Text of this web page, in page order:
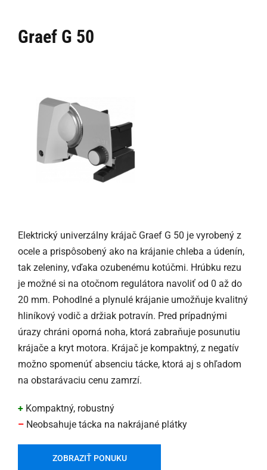
Graef G 50
Elektrický univerzálny krájač Graef G 50 je vyrobený z
ocele a prispôsobený ako na krájanie chleba a údenín,
tak zeleniny, vďaka ozubenému kotúčmi. Hrúbku rezu
je možné si na otočnom regulátora navoliť od 0 až do
20 mm. Pohodlné a plynulé krájanie umožňuje kvalitný
hliníkový vodič a držiak potravín. Pred prípadnými
úrazy chráni oporná noha, ktorá zabraňuje posunutiu
krájače a kryt motora. Krájač je kompaktný, z negatív
možno spomenúť absenciu tácke, ktorá aj s ohľadom
na obstarávaciu cenu zamrzí.
+ Kompaktný, robustný
– Neobsahuje tácka na nakrájané plátky
ZOBRAZIŤ PONUKU